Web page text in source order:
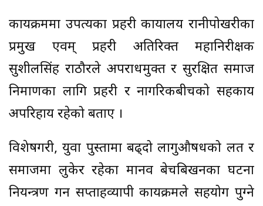
कार्यक्रममा उपत्यका प्रहरी कार्यालय रानीपोखरीका
प्रमुख एवम् प्रहरी अतिरिक्त महानिरीक्षक
सुशीलसिंह राठौरले अपराधमुक्त र सुरक्षित समाज
निर्माणका लागि प्रहरी र नागरिकबीचको सहकार्य
अपरिहार्य रहेको बताए ।
विशेषगरी, युवा पुस्तामा बढ्दो लागुऔषधको लत र
समाजमा लुकेर रहेका मानव बेचबिखनका घटना
नियन्त्रण गर्न सप्ताहव्यापी कार्यक्रमले सहयोग पुग्ने